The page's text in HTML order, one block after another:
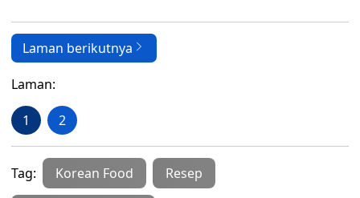
Laman berikutnya
Laman:
1 2
Tag: Korean Food Resep